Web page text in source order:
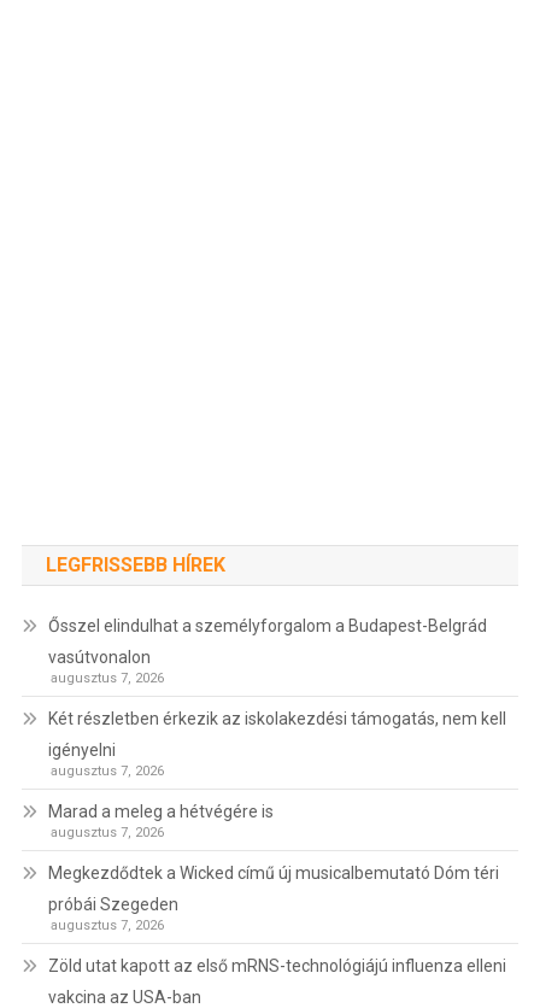
LEGFRISSEBB HÍREK
Ősszel elindulhat a személyforgalom a Budapest-Belgrád
vasútvonalon
augusztus 7, 2026
Két részletben érkezik az iskolakezdési támogatás, nem kell
igényelni
augusztus 7, 2026
Marad a meleg a hétvégére is
augusztus 7, 2026
Megkezdődtek a Wicked című új musicalbemutató Dóm téri
próbái Szegeden
augusztus 7, 2026
Zöld utat kapott az első mRNS-technológiájú influenza elleni
vakcina az USA-ban